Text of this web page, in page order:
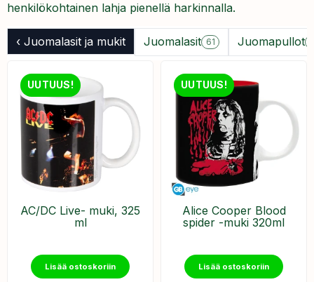
henkilökohtainen lahja pienellä harkinnalla.
‹ Juomalasit ja mukit Juomalasit 61 Juomapullot
UUTUUS!
AC/DC Live- muki, 325
ml
Lisää ostoskoriin
UUTUUS!
Alice Cooper Blood
spider -muki 320ml
Lisää ostoskoriin